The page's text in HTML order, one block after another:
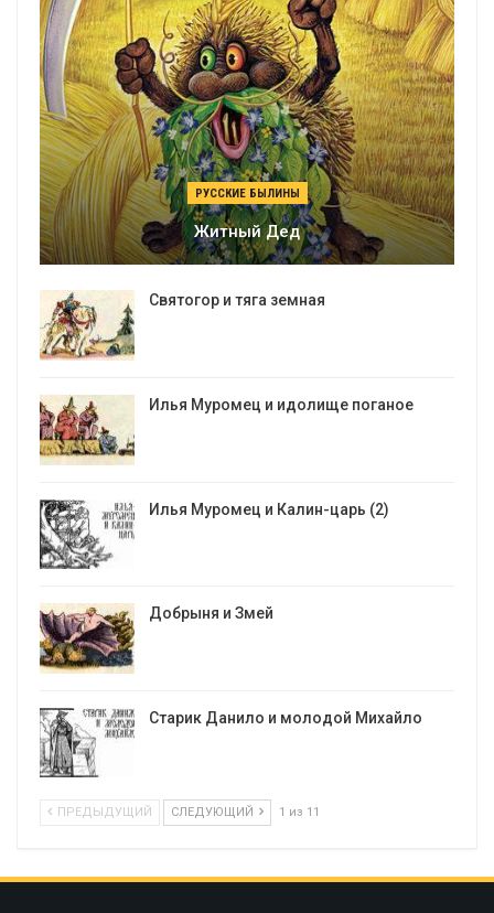
РУССКИЕ БЫЛИНЫ
Житный Дед
Святогор и тяга земная
Илья Муромец и идолище поганое
Илья Муромец и Калин-царь (2)
Добрыня и Змей
Старик Данило и молодой Михайло
ПРЕДЫДУЩИЙ СЛЕДУЮЩИЙ 1 из 11